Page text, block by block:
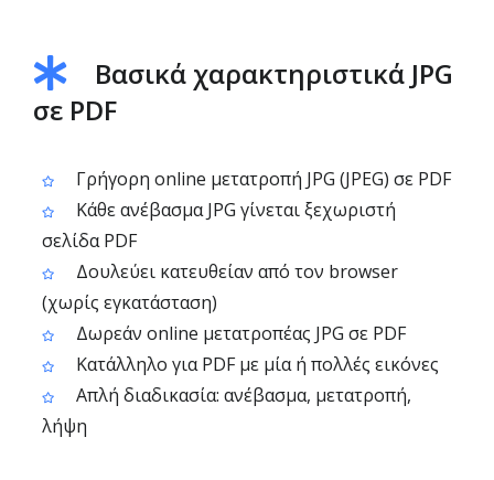
Βασικά χαρακτηριστικά JPG
σε PDF
Γρήγορη online μετατροπή JPG (JPEG) σε PDF
Κάθε ανέβασμα JPG γίνεται ξεχωριστή
σελίδα PDF
Δουλεύει κατευθείαν από τον browser
(χωρίς εγκατάσταση)
Δωρεάν online μετατροπέας JPG σε PDF
Κατάλληλο για PDF με μία ή πολλές εικόνες
Απλή διαδικασία: ανέβασμα, μετατροπή,
λήψη